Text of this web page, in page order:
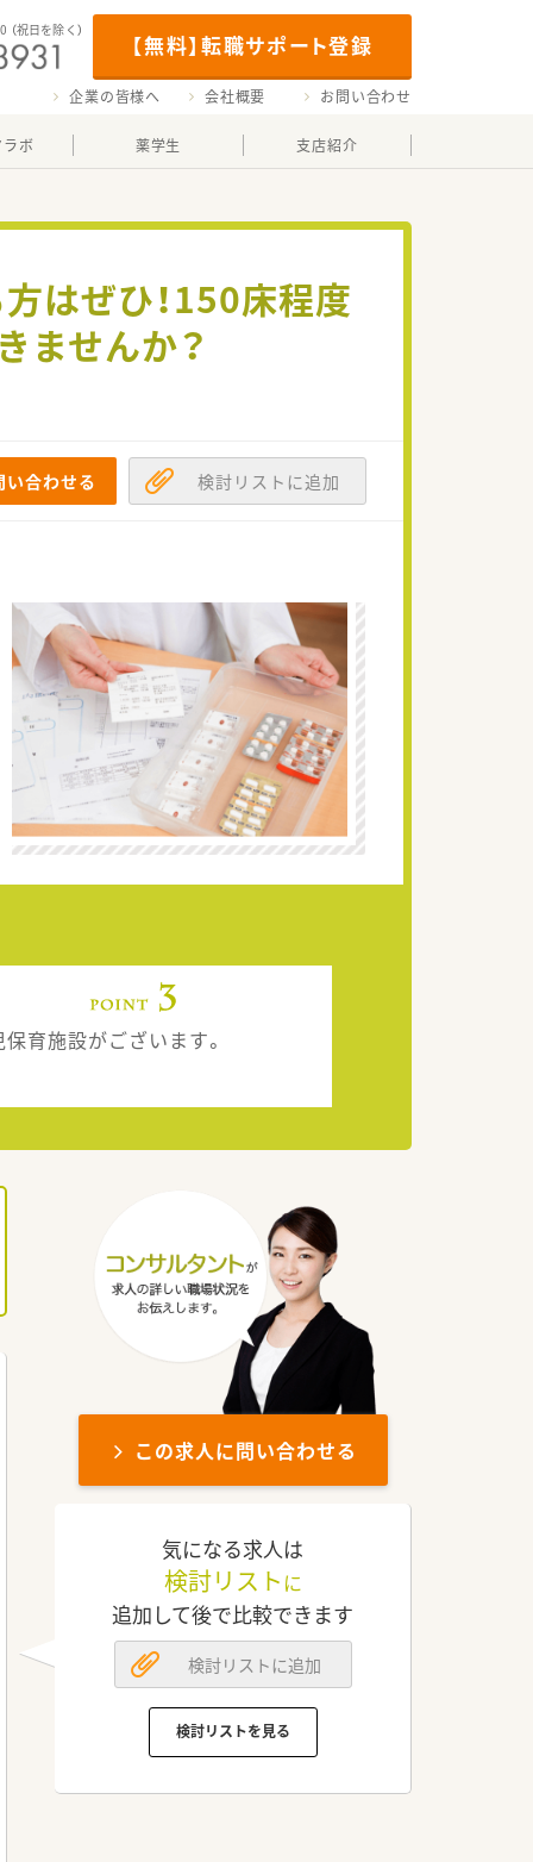
【無料】転職サポート登録
（祝日を除く）
企業の皆様へ 会社概要 お問い合わせ
ボ 薬学生 支店紹介
はぜひ！150床程度
ませんか？
い合わせる 検討リストに追加
育施設がございます。
この求人に問い合わせる
気になる求人は
検討リスト に
追加して後で比較できます
検討リストに追加
検討リストを見る